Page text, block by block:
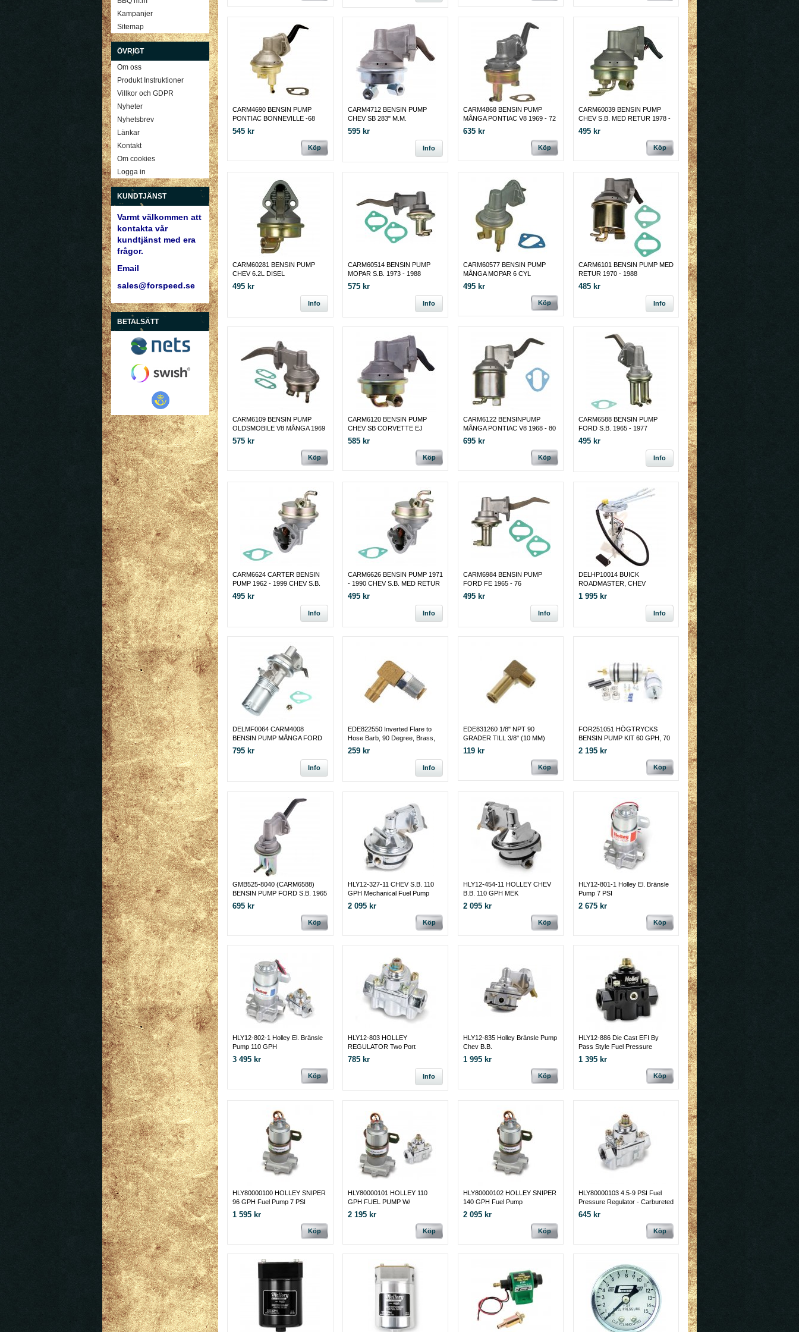
Kampanjer
Sitemap
ÖVRIGT
Om oss
Produkt Instruktioner
Villkor och GDPR
Nyheter
Nyhetsbrev
Länkar
Kontakt
Om cookies
Logga in
KUNDTJÄNST
Varmt välkommen att
kontakta vår
kundtjänst med era
frågor.
Email
sales@forspeed.se
BETALSÄTT
CARM4690 BENSIN PUMP
PONTIAC BONNEVILLE -68
545 kr
Köp
CARM4712 BENSIN PUMP
CHEV SB 283" M.M.
595 kr
Info
CARM4868 BENSIN PUMP
MÅNGA PONTIAC V8 1969 - 72
635 kr
Köp
CARM60039 BENSIN PUMP
CHEV S.B. MED RETUR 1978 -
1988
495 kr
Köp
CARM60281 BENSIN PUMP
CHEV 6.2L DISEL
495 kr
Info
CARM60514 BENSIN PUMP
MOPAR S.B. 1973 - 1988
575 kr
Info
CARM60577 BENSIN PUMP
MÅNGA MOPAR 6 CYL
495 kr
Köp
CARM6101 BENSIN PUMP MED
RETUR 1970 - 1988
485 kr
Info
CARM6109 BENSIN PUMP
OLDSMOBILE V8 MÅNGA 1969
- 90
575 kr
Köp
CARM6120 BENSIN PUMP
CHEV SB CORVETTE EJ
RETUR
585 kr
Köp
CARM6122 BENSINPUMP
MÅNGA PONTIAC V8 1968 - 80
695 kr
Köp
CARM6588 BENSIN PUMP
FORD S.B. 1965 - 1977
495 kr
Info
CARM6624 CARTER BENSIN
PUMP 1962 - 1999 CHEV S.B.
495 kr
Info
CARM6626 BENSIN PUMP 1971
- 1990 CHEV S.B. MED RETUR
495 kr
Info
CARM6984 BENSIN PUMP
FORD FE 1965 - 76
495 kr
Info
DELHP10014 BUICK
ROADMASTER, CHEV
CAPRICE SEDAN BESIN PUMP
1994 - 96
1 995 kr
Info
DELMF0064 CARM4008
BENSIN PUMP MÅNGA FORD
FE 331, 352, 390, 427, 428.
795 kr
Info
EDE822550 Inverted Flare to
Hose Barb, 90 Degree, Brass,
Natural, 1/2-20 in. Inverted Flare,
5/16 in
259 kr
Info
EDE831260 1/8" NPT 90
GRADER TILL 3/8" (10 MM)
SLANG
119 kr
Köp
FOR251051 HÖGTRYCKS
BENSIN PUMP KIT 60 GPH, 70
PSI
2 195 kr
Köp
GMB525-8040 (CARM6588)
BENSIN PUMP FORD S.B. 1965
- 1977
695 kr
Köp
HLY12-327-11 CHEV S.B. 110
GPH Mechanical Fuel Pump
2 095 kr
Köp
HLY12-454-11 HOLLEY CHEV
B.B. 110 GPH MEK
BENSINPUMP
2 095 kr
Köp
HLY12-801-1 Holley El. Bränsle
Pump 7 PSI
2 675 kr
Köp
HLY12-802-1 Holley El. Bränsle
Pump 110 GPH
3 495 kr
Köp
HLY12-803 HOLLEY
REGULATOR Two Port
Adjustable from 4.5 to 9 PSI
785 kr
Info
HLY12-835 Holley Bränsle Pump
Chev B.B.
1 995 kr
Köp
HLY12-886 Die Cast EFI By
Pass Style Fuel Pressure
Regulators Black Die Cast Fuel
Regulator, 60 PSI
1 395 kr
Köp
HLY80000100 HOLLEY SNIPER
96 GPH Fuel Pump 7 PSI
1 595 kr
Köp
HLY80000101 HOLLEY 110
GPH FUEL PUMP W/
REGULATOR
2 195 kr
Köp
HLY80000102 HOLLEY SNIPER
140 GPH Fuel Pump
2 095 kr
Köp
HLY80000103 4.5-9 PSI Fuel
Pressure Regulator - Carbureted
645 kr
Köp